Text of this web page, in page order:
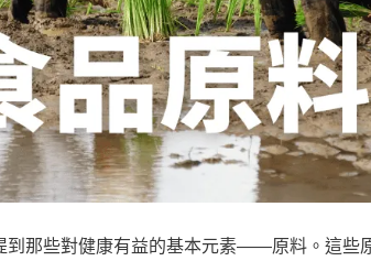
到那些對健康有益的基本元素——原料。這些